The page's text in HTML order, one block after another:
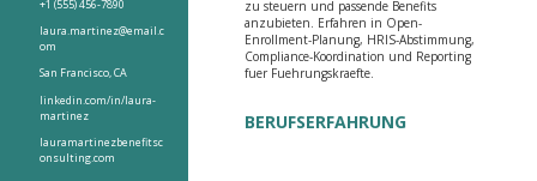
+1 (555) 456-7890
laura.martinez@email.c
om
San Francisco, CA
linkedin.com/in/laura-
martinez
lauramartinezbenefitsc
onsulting.com
zu steuern und passende Benefits
anzubieten. Erfahren in Open-
Enrollment-Planung, HRIS-Abstimmung,
Compliance-Koordination und Reporting
fuer Fuehrungskraefte.
BERUFSERFAHRUNG